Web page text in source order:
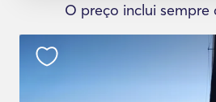
O preço inclui